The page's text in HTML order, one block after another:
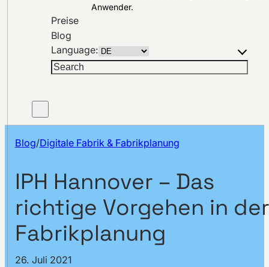
Anwender.
Preise
Blog
Language:
Suchen
Blog/Digitale Fabrik & Fabrikplanung
IPH Hannover – Das
richtige Vorgehen in der
Fabrikplanung
26. Juli 2021